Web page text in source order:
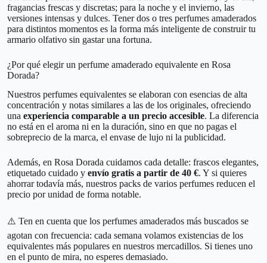
fragancias frescas y discretas; para la noche y el invierno, las
versiones intensas y dulces. Tener dos o tres perfumes amaderados
para distintos momentos es la forma más inteligente de construir tu
armario olfativo sin gastar una fortuna.
¿Por qué elegir un perfume amaderado equivalente en Rosa
Dorada?
Nuestros perfumes equivalentes se elaboran con esencias de alta
concentración y notas similares a las de los originales, ofreciendo
una experiencia comparable a un precio accesible. La diferencia
no está en el aroma ni en la duración, sino en que no pagas el
sobreprecio de la marca, el envase de lujo ni la publicidad.
Además, en Rosa Dorada cuidamos cada detalle: frascos elegantes,
etiquetado cuidado y envío gratis a partir de 40 €. Y si quieres
ahorrar todavía más, nuestros packs de varios perfumes reducen el
precio por unidad de forma notable.
⚠️ Ten en cuenta que los perfumes amaderados más buscados se
agotan con frecuencia: cada semana volamos existencias de los
equivalentes más populares en nuestros mercadillos. Si tienes uno
en el punto de mira, no esperes demasiado.